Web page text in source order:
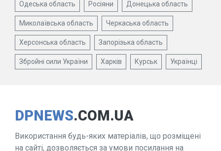
Одеська область Росіяни Донецька область
Миколаївська область Черкаська область
Херсонська область Запорізька область
Збройні сили України Харків Курськ Українці
DPNEWS.COM.UA
Використання будь-яких матеріалів, що розміщені
на сайті, дозволяється за умови посилання на